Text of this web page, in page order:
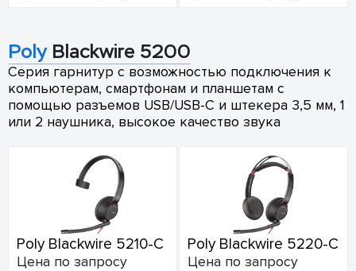
PolyBlackwire 5200
Серия гарнитур с возможностью подключения к
компьютерам, смартфонам и планшетам с
помощью разъемов USB/USB-C и штекера 3,5 мм, 1
или 2 наушника, высокое качество звука
Poly Blackwire 5210-C
Цена по запросу
Poly Blackwire 5220-C
Цена по запросу